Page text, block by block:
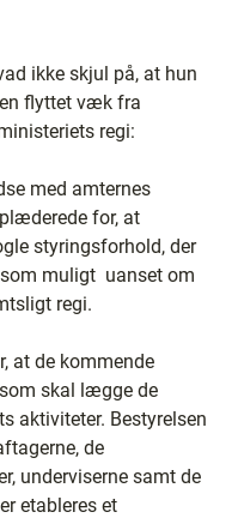
ikke skjul på, at hun
flyttet væk fra
regi:
med amternes
for, at
styringsforhold, der
muligt ­ uanset om
regi.
at de kommende
som skal lægge de
aktiviteter. Bestyrelsen
de
underviserne samt de
etableres et